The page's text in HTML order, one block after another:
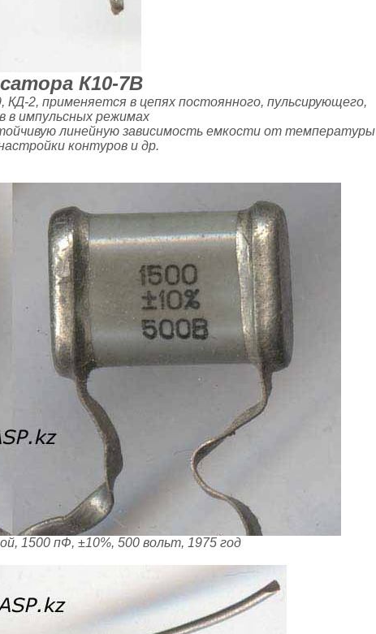
К10-7В
КД-2, применяется в цепях постоянного, пульсирующего,
в импульсных режимах
линейную зависимость емкости от температуры
контуров и др.
1500 пФ, ±10%, 500 вольт, 1975 год